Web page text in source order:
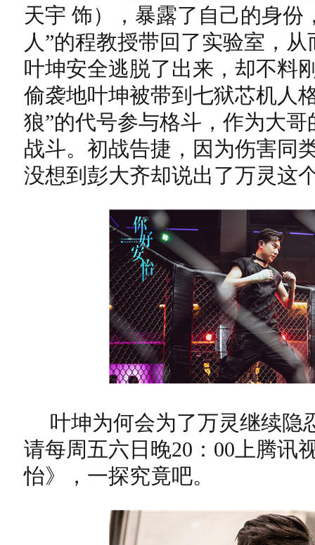
天宇 饰），暴露了自己的身份
人”的程教授带回了实验室，
叶坤安全逃脱了出来，却不料
偷袭地叶坤被带到七狱芯机人
狼”的代号参与格斗，作为大
战斗。初战告捷，因为伤害同
没想到彭大齐却说出了万灵这
叶坤为何会为了万灵继续隐
请每周五六日晚20：00上腾讯
怡》，一探究竟吧。